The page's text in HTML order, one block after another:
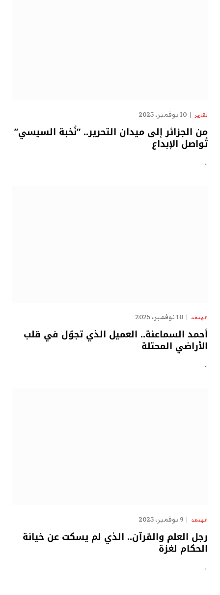
تقارير 10 نوفمبر، 2025
من الجزائر إلى ميدان التحرير.. “نُخبة السيسي”
تُواصل الإبداع
…
الهدهد 10 نوفمبر، 2025
أحمد السماعنة.. العميل الذي تجوّل في قلب
الأراضي المحتلة
…
الهدهد 9 نوفمبر، 2025
رجل العلم والقرآن.. الذي لم يسكت عن خيانة
الحكام لغزة
…